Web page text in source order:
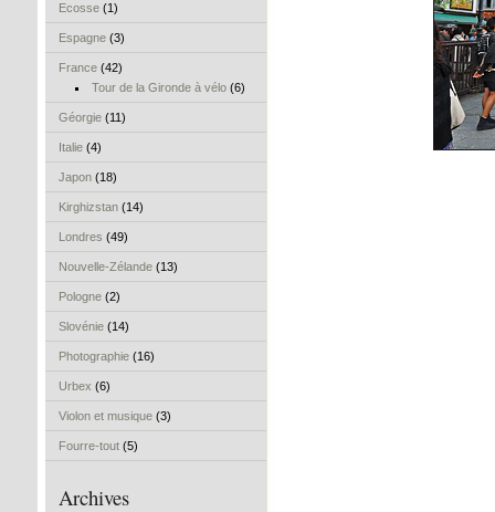
Ecosse (1)
Espagne (3)
France (42)
Tour de la Gironde à vélo(6)
Géorgie (11)
Italie (4)
Japon (18)
Kirghizstan (14)
Londres (49)
Nouvelle-Zélande (13)
Pologne (2)
Slovénie (14)
Photographie (16)
Urbex (6)
Violon et musique (3)
Fourre-tout (5)
Archives